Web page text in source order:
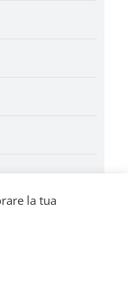
la tua